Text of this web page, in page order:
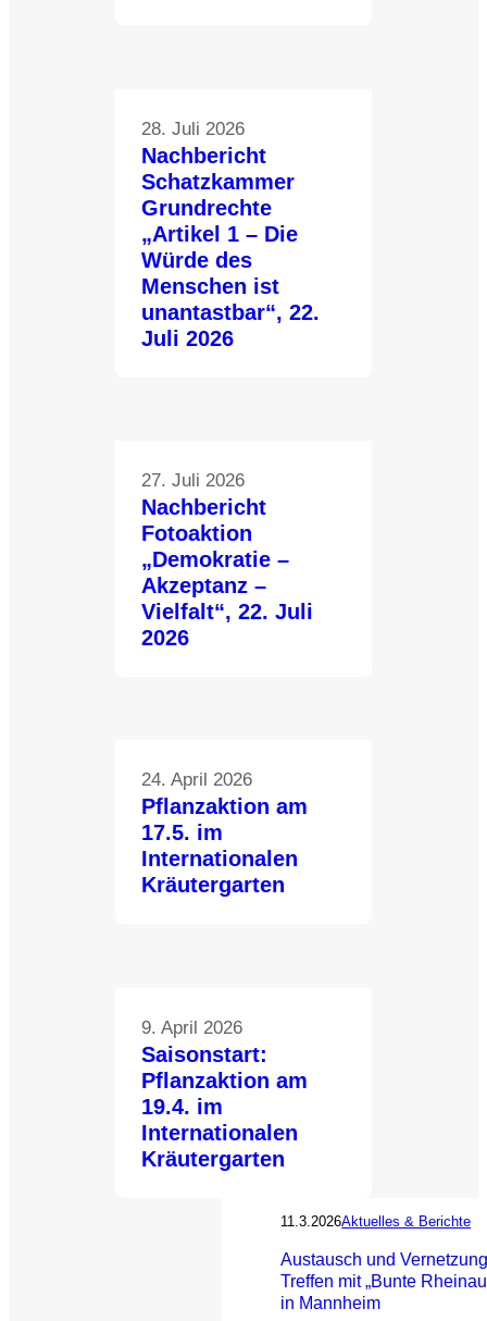
28. Juli 2026
Nachbericht
Schatzkammer
Grundrechte
„Artikel 1 – Die
Würde des
Menschen ist
unantastbar“, 22.
Juli 2026
27. Juli 2026
Nachbericht
Fotoaktion
„Demokratie –
Akzeptanz –
Vielfalt“, 22. Juli
2026
24. April 2026
Pflanzaktion am
17.5. im
Internationalen
Kräutergarten
9. April 2026
Saisonstart:
Pflanzaktion am
19.4. im
Internationalen
Kräutergarten
11.3.2026Aktuelles & Berichte
Austausch und
Treffen mit „Bunte
in Mannheim